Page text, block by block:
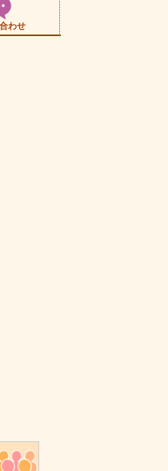
わせ